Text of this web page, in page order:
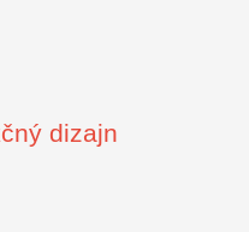
dizajn